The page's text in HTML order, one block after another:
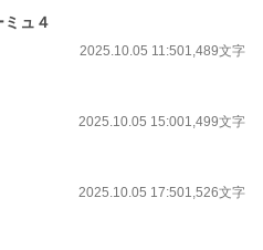
ュ４
2025.10.05 11:501,489文字
2025.10.05 15:001,499文字
2025.10.05 17:501,526文字